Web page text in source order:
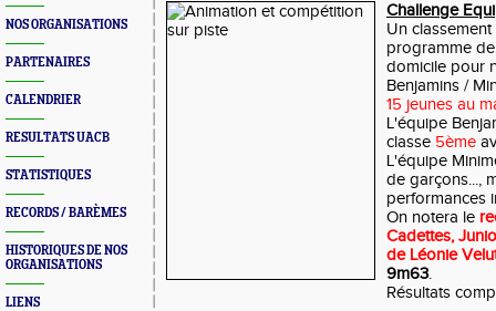
NOS ORGANISATIONS
PARTENAIRES
CALENDRIER
RESULTATS UACB
STATISTIQUES
RECORDS / BARÈMES
HISTORIQUES DE NOS
ORGANISATIONS
LIENS
Challenge
Un
programme
domicile pour
Benjamins /
15 jeunes au
L'équipe
classe 5ème
L'équipe
de garçons...,
performances
On notera le
Cadettes,
de Léonie
9m63.
Résultats